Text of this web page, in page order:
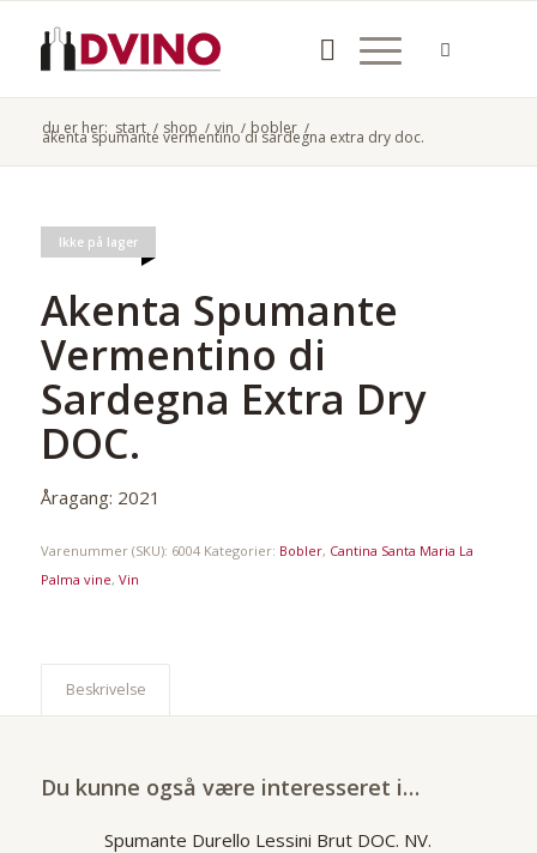
du er her: start / shop / vin / bobler /
akenta spumante vermentino di sardegna extra dry doc.
Ikke på lager
Akenta Spumante
Vermentino di
Sardegna Extra Dry
DOC.
Åragang: 2021
Varenummer (SKU): 6004 Kategorier: Bobler, Cantina Santa Maria La
Palma vine, Vin
Beskrivelse
Du kunne også være interesseret i…
Spumante Durello Lessini Brut DOC. NV.